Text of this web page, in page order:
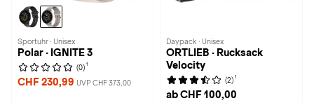
Sportuhr · Unisex
Polar · IGNITE 3
(0) 1
CHF 230,99 UVP CHF 373,00
Daypack · Unisex
ORTLIEB · Rucksack
Velocity
(2) 1
ab CHF 100,00